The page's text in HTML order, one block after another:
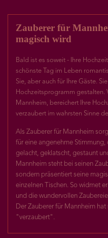
Zauberer für
magisch wird
Bald ist es soweit - Ihre
schönste Tag im Leben
Sie, aber auch für Ihre Gäste.
Hochzeitsprogramm gestalten.
Mannheim, bereichert Ihre
verzaubert im wahrsten Sinne
Als Zauberer für Mannheim
für eine angenehme Stimmung,
gelacht, geklatscht, gestaunt
Mannheim steht bei seinen
sondern präsentiert seine
einzelnen Tischen. So widmet
und die wundervollen
Der Zauberer für Mannheim
"verzaubert".